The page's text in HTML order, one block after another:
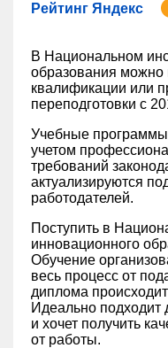
Рейтинг Яндекс
В Национальном
образования
квалификации или
переподготовки с
Учебные
учетом
требований
актуализируются
работодателей.
Поступить в
инновационного
Обучение
весь процесс от
диплома
Идеально подходит
и хочет получить
от работы.